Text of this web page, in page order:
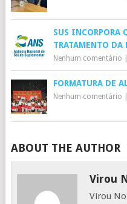
SUS INCORPORA
TRATAMENTO DA
Nenhum comentário
FORMATURA DE
Nenhum comentário
ABOUT THE AUTHOR
Virou
Virou